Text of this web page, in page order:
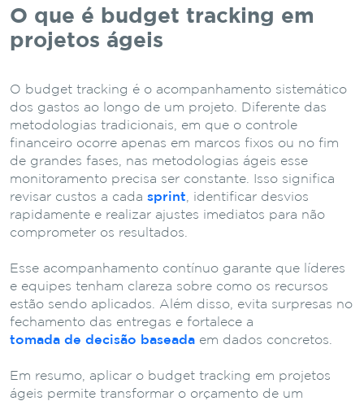
O que é budget tracking em
projetos ágeis
O budget tracking é o acompanhamento sistemático
dos gastos ao longo de um projeto. Diferente das
metodologias tradicionais, em que o controle
financeiro ocorre apenas em marcos fixos ou no fim
de grandes fases, nas metodologias ágeis esse
monitoramento precisa ser constante. Isso significa
revisar custos a cada sprint , identificar desvios
rapidamente e realizar ajustes imediatos para não
comprometer os resultados.
Esse acompanhamento contínuo garante que líderes
e equipes tenham clareza sobre como os recursos
estão sendo aplicados. Além disso, evita surpresas no
fechamento das entregas e fortalece a
tomada de decisão baseada em dados concretos.
Em resumo, aplicar o budget tracking em projetos
ágeis permite transformar o orçamento de um